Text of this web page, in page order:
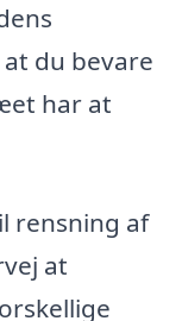
du bevare
har at
rensning af
at